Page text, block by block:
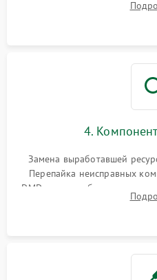
температуры и оптопар
4.
Замена выработавшей
Перепайка неисправных
DMD-чипа при битых
колеса или восстановление